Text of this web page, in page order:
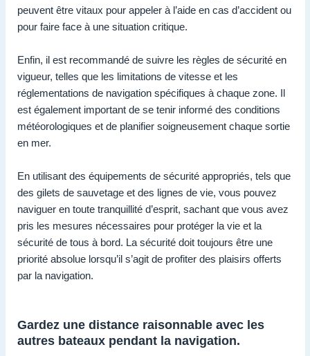
peuvent être vitaux pour appeler à l’aide en cas d’accident ou
pour faire face à une situation critique.
Enfin, il est recommandé de suivre les règles de sécurité en
vigueur, telles que les limitations de vitesse et les
réglementations de navigation spécifiques à chaque zone. Il
est également important de se tenir informé des conditions
météorologiques et de planifier soigneusement chaque sortie
en mer.
En utilisant des équipements de sécurité appropriés, tels que
des gilets de sauvetage et des lignes de vie, vous pouvez
naviguer en toute tranquillité d’esprit, sachant que vous avez
pris les mesures nécessaires pour protéger la vie et la
sécurité de tous à bord. La sécurité doit toujours être une
priorité absolue lorsqu’il s’agit de profiter des plaisirs offerts
par la navigation.
Gardez une distance raisonnable avec les
autres bateaux pendant la navigation.